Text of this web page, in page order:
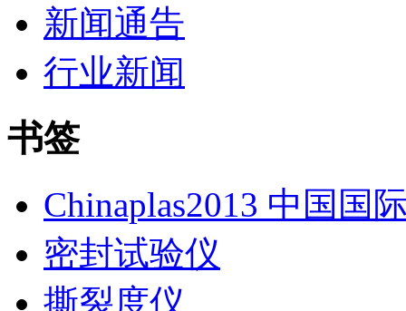
新闻通告
行业新闻
书签
Chinaplas2013 中国国
密封试验仪
撕裂度仪